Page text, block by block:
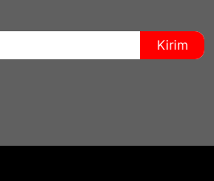
Kirim